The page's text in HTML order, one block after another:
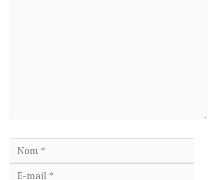
Nom